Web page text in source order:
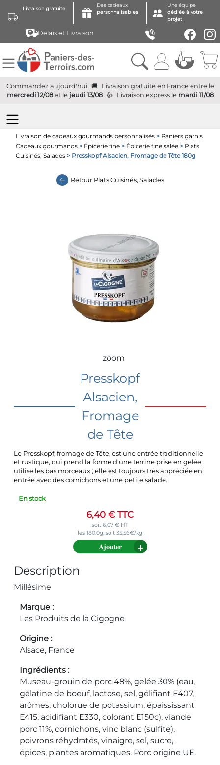
Livraison gratuite
Des cadeaux
personnalisables
Une équipe
dédiée à votre
projet
Délais et Livraison
Commandez aujourd'hui Livraison gratuite en France entre le
mercredi 12/08et le jeudi 13/08 Livraison expressle mardi 11/08
Livraison de cadeaux gourmands personnalisés > Paniers garnis
Cadeaux gourmands > Épicerie fine > Épicerie fine salée > Plats
Cuisinés, Salades > Presskopf Alsacien, Fromage de Tête 180g
RetourPlats Cuisinés, Salades
zoom
Presskopf
Alsacien,
Fromage
de Tête
Le Presskopf, fromage de Tête, est une entrée traditionnelle
et rustique, qui prend la forme d'une terrine prise en gelée,
utilise les bas morceaux ; elle est toujours très appréciée en
entrée avec des cornichons et une petite salade.
En stock
6,40 €TTC
soit 6,07 € HT
les 180.0g, soit 35,56€/kg
Ajouter
Description
Millésime
Marque
Les Produits de la Cigogne
Origine
Alsace, France
Ingrédients
Museau-grouin de porc 48%, gelée 30% (eau,
gélatine de boeuf, lactose, sel, gélifiant E407,
arômes, cholorue de potassium, épaississant
E415, acidifiant E330, colorant E150c), viande
porc 11%, cornichons, vinc blanc (sulfite),
poivrons réhydratés, vinaigre, sel, sucre,
épices, plantes aromatiques. Porc origine UE.